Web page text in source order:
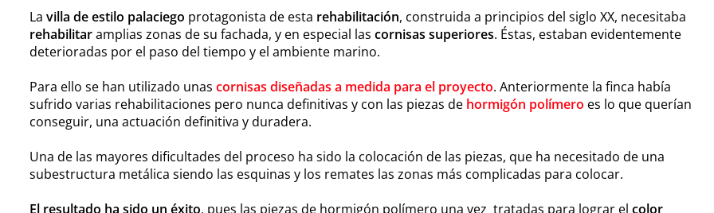
La villa de estilo palaciego protagonista de esta rehabilitación, construida a principios del siglo XX, necesitaba
rehabilitaramplias zonas de su fachada, y en especial las cornisas superiores. Éstas, estaban evidentemente
deterioradas por el paso del tiempo y el ambiente marino.
Para ello se han utilizado unas cornisas diseñadas a medida para el proyecto. Anteriormente la finca había
sufrido varias rehabilitaciones pero nunca definitivas y con las piezas de hormigón polímero es lo que querían
conseguir, una actuación definitiva y duradera.
Una de las mayores dificultades del proceso ha sido la colocación de las piezas, que ha necesitado de una
subestructura metálica siendo las esquinas y los remates las zonas más complicadas para colocar.
El resultado ha sido un éxito, pues las piezas de hormigón polímero una vez tratadas para lograr el color